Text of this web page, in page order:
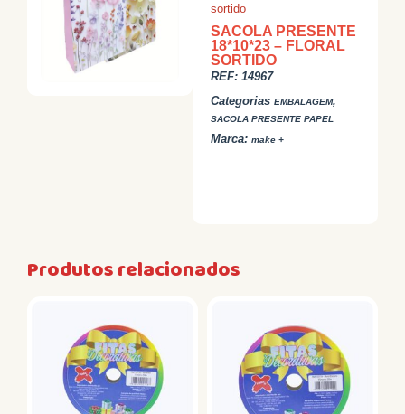
sortido
SACOLA PRESENTE
18*10*23 – FLORAL
SORTIDO
REF:14967
Categorias EMBALAGEM,
SACOLA PRESENTE PAPEL
Marca:make +
Produtos relacionados